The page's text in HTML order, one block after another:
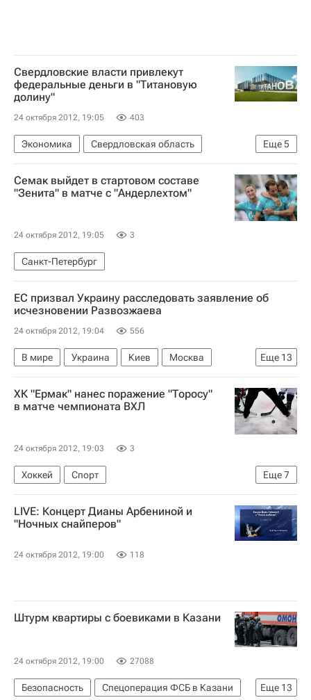
Свердловские власти привлекут
федеральные деньги в "Титановую
долину"
24 октября 2012, 19:05 403
Еще5
Экономика
Свердловская область
Уральский ФО
Весь мир
Европа
Правительство Свердловской области
Семак выйдет в стартовом составе
"Зенита" в матче с "Андерлехтом"
24 октября 2012, 19:05 3
Санкт-Петербург
ЕС призвал Украину расследовать заявление об
исчезновении Развозжаева
24 октября 2012, 19:04 556
Еще 13
В мире Украина Киев
Москва
Весь мир
Европа
Центральный ФО
Владимир Маркин
Илья Пономарев
Госдума РФ
НТВ (телеканал)
Следственный комитет России (СК РФ)
Дело о подготовке беспорядков в России
Россия
ХК "Ермак" нанес поражение "Торосу"
в матче чемпионата ВХЛ
24 октября 2012, 19:03 3
Еще7
Хоккей
Спорт
Мультимедийный спортивный пакет
Высшая хоккейная лига
Ермак (Ангарск)
Молот-Прикамье (Пермь)
LIVE: Концерт Дианы Арбениной и
"Ночных снайперов"
24 октября 2012, 19:00 118
Штурм квартиры с боевиками в Казани
24 октября 2012, 19:00 27088
Еще 13
Безопасность
Спецоперация ФСБ в Казани